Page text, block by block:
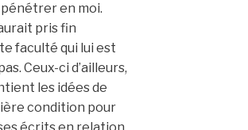
pénétrer en moi.
pris fin
faculté qui lui est
Ceux-ci d’ailleurs,
les idées de
condition pour